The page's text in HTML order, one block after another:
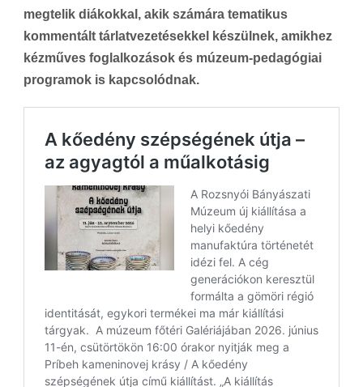
megtelik diákokkal, akik számára tematikus
kommentált tárlatvezetésekkel készülnek, amikhez
kézműves foglalkozások és múzeum-pedagógiai
programok is kapcsolódnak.